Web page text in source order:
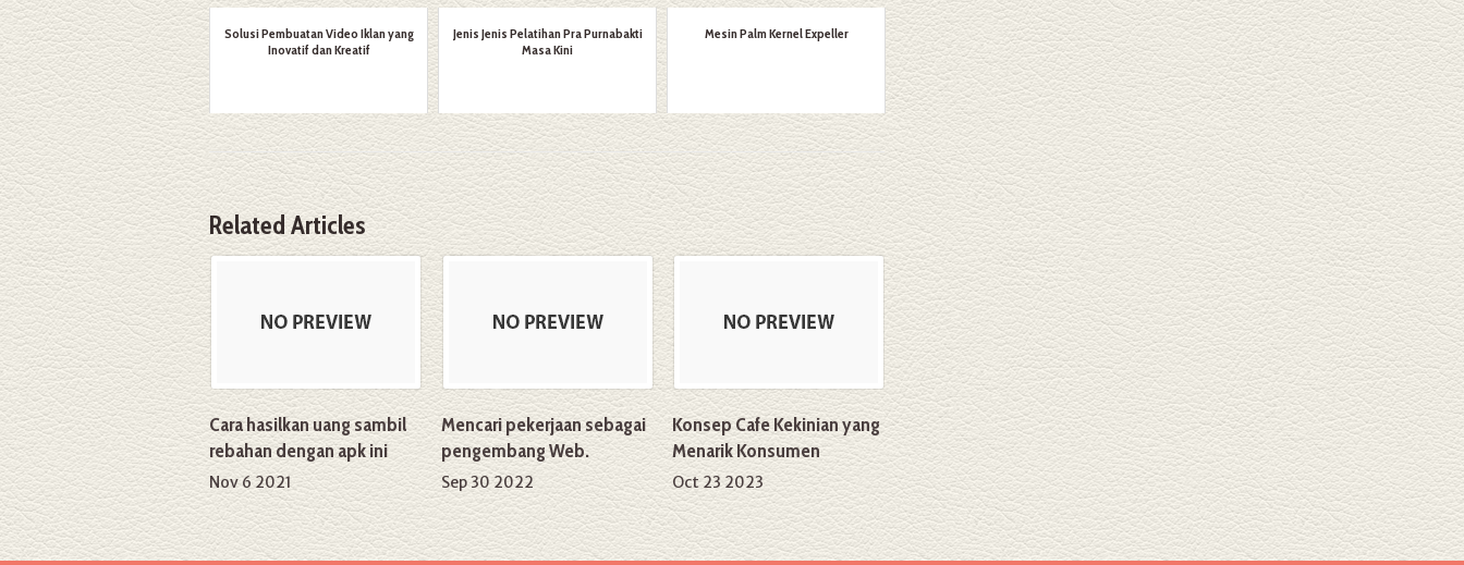
Solusi Pembuatan Video Iklan yang
Inovatif dan Kreatif
Jenis Jenis Pelatihan Pra Purnabakti
Masa Kini
Mesin Palm Kernel Expeller
Related Articles
Cara hasilkan uang sambil
rebahan dengan apk ini
Nov 6 2021
Mencari pekerjaan sebagai
pengembang Web.
Sep 30 2022
Konsep Cafe Kekinian yang
Menarik Konsumen
Oct 23 2023